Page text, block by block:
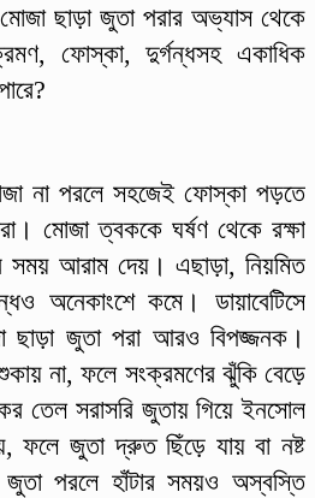
ছাড়া জুতা পরার অভ্যাস থেকে
ফোস্কা, দুর্গন্ধসহ একাধিক
না পরলে সহজেই ফোস্কা পড়তে
মোজা ত্বককে ঘর্ষণ থেকে রক্ষা
সময় আরাম দেয়। এছাড়া, নিয়মিত
অনেকাংশে কমে। ডায়াবেটিসে
জুতা পরা আরও বিপজ্জনক।
না, ফলে সংক্রমণের ঝুঁকি বেড়ে
তেল সরাসরি জুতায় গিয়ে ইনসোল
ফলে জুতা দ্রুত ছিঁড়ে যায় বা নষ্ট
পরলে হাঁটার সময়ও অস্বস্তি